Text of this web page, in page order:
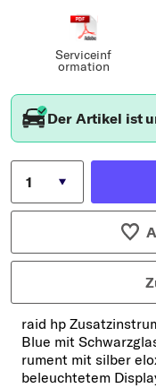
Serviceinf
ormation
Der Artikel ist
raid hp
Blue mit
rument mit silber
beleuchtetem